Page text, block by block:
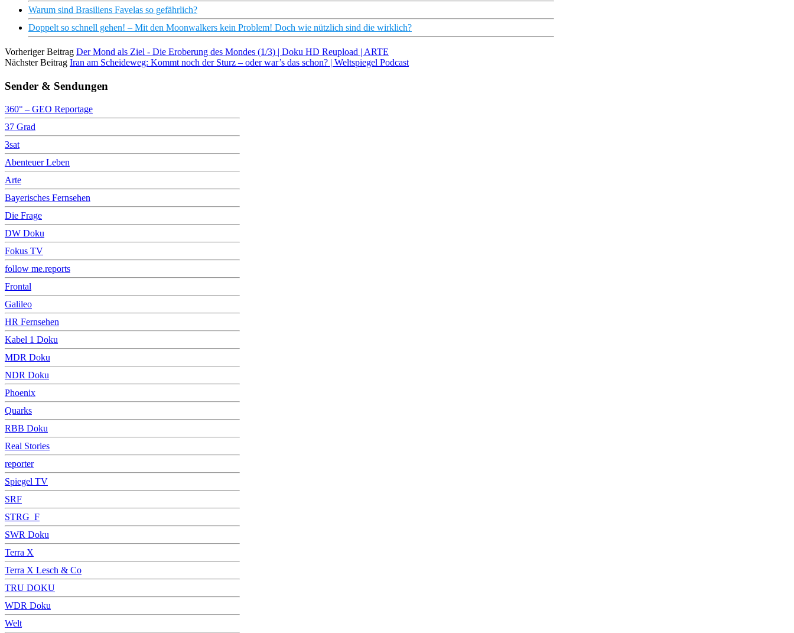
Warum sind Brasiliens Favelas so gefährlich?
Doppelt so schnell gehen! – Mit den Moonwalkers kein Problem! Doch wie nützlich sind die wirklich?
Vorheriger Beitrag Der Mond als Ziel - Die Eroberung des Mondes (1/3) | Doku HD Reupload | ARTE
Nächster Beitrag Iran am Scheideweg: Kommt noch der Sturz – oder war’s das schon? | Weltspiegel Podcast
Sender & Sendungen
360° – GEO Reportage
37 Grad
3sat
Abenteuer Leben
Arte
Bayerisches Fernsehen
Die Frage
DW Doku
Fokus TV
follow me.reports
Frontal
Galileo
HR Fernsehen
Kabel 1 Doku
MDR Doku
NDR Doku
Phoenix
Quarks
RBB Doku
Real Stories
reporter
Spiegel TV
SRF
STRG_F
SWR Doku
Terra X
Terra X Lesch & Co
TRU DOKU
WDR Doku
Welt